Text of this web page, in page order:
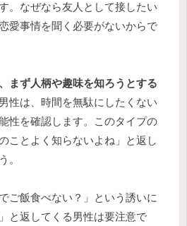
。なぜなら友人として接したい
愛事情を聞く必要がないからで
まず人柄や趣味を知ろうとする
性は、時間を無駄にしたくない
性を確認します。このタイプの
ことよく知らないよね」と返し
。
ご飯食べない？」という誘いに
と返してくる男性は要注意で